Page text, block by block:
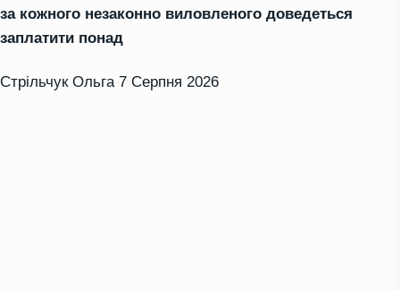
за кожного незаконно виловленого доведеться
заплатити понад
Стрільчук Ольга 7 Серпня 2026